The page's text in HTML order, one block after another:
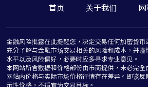
首页 关于我们 网
金融风险批露在此提醒您，决定交易任何加密货币
充分了解与金融市场交易相关的风险和成本，并
水平以及风险偏好，必要时应多寻求专业意见。
本网站所含数据和价格部份由市商提供，未必完全
网站内价格与实际市场价格行情存在差异。即该
示性价格，不适宜为交易目标。